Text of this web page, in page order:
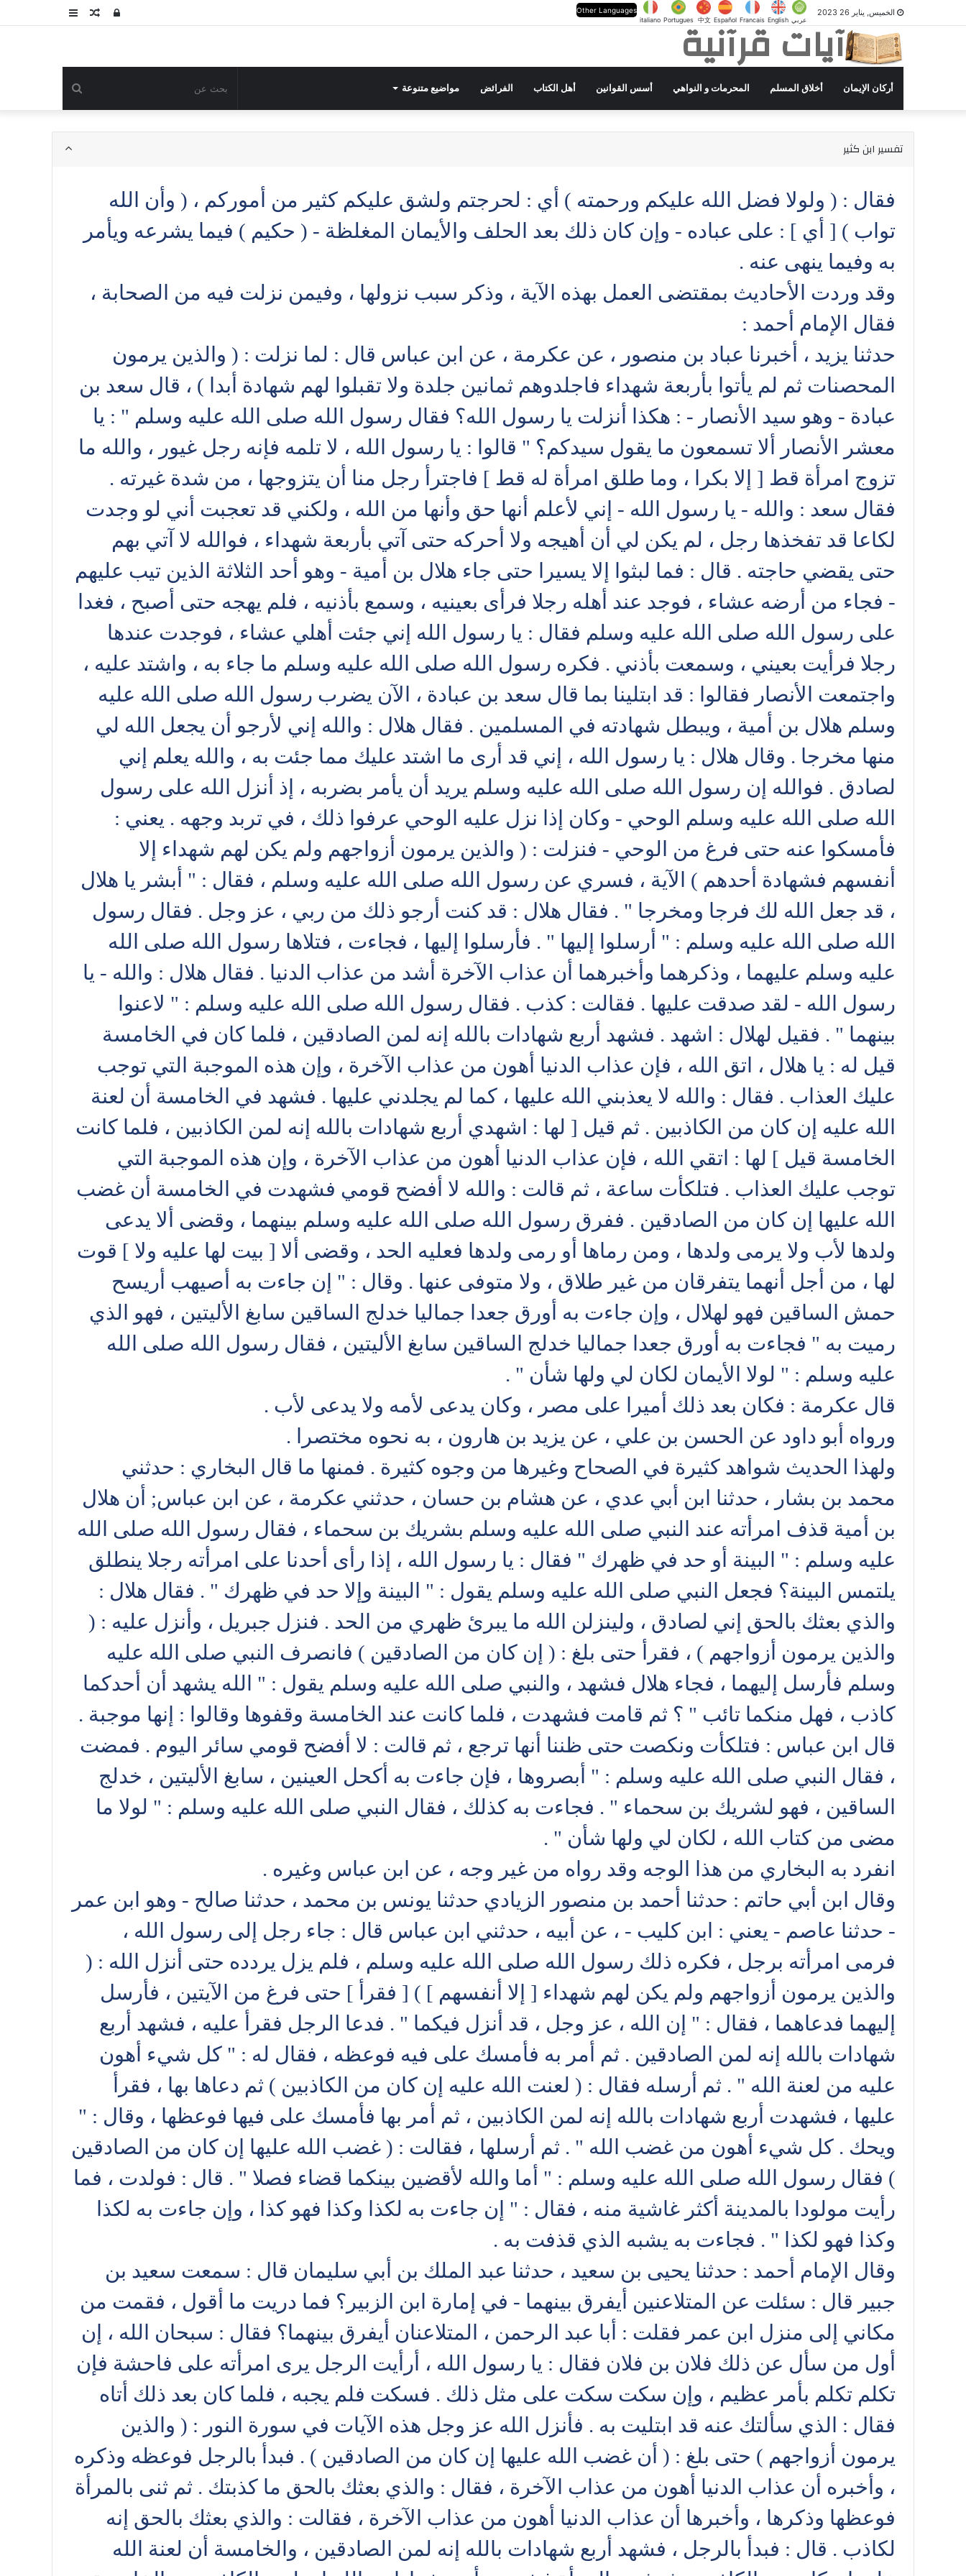
الخميس, يناير 26 2023
عربي English
Francais
Español
中文
Portugues
italiano
Other Languages مقال تسجيل آيات قرآنية
أركان الإيمان أخلاق المسلم المحرمات و النواهي أسس القوانين أهل الكتاب الفرائض مواضيع متنوعة
عن
تفسير ابن كثير
فقال : ( ولولا فضل الله عليكم ورحمته ) أي : لحرجتم ولشق عليكم كثير من أموركم ، ( وأن الله
تواب ) [ أي ] : على عباده - وإن كان ذلك بعد الحلف والأيمان المغلظة - ( حكيم ) فيما يشرعه ويأمر
به وفيما ينهى عنه .
وقد وردت الأحاديث بمقتضى العمل بهذه الآية ، وذكر سبب نزولها ، وفيمن نزلت فيه من الصحابة ،
فقال الإمام أحمد :
حدثنا يزيد ، أخبرنا عباد بن منصور ، عن عكرمة ، عن ابن عباس قال : لما نزلت : ( والذين يرمون
المحصنات ثم لم يأتوا بأربعة شهداء فاجلدوهم ثمانين جلدة ولا تقبلوا لهم شهادة أبدا ) ، قال سعد بن
عبادة - وهو سيد الأنصار - : هكذا أنزلت يا رسول الله؟ فقال رسول الله صلى الله عليه وسلم " : يا
معشر الأنصار ألا تسمعون ما يقول سيدكم؟ " قالوا : يا رسول الله ، لا تلمه فإنه رجل غيور ، والله ما
تزوج امرأة قط [ إلا بكرا ، وما طلق امرأة له قط ] فاجترأ رجل منا أن يتزوجها ، من شدة غيرته .
فقال سعد : والله - يا رسول الله - إني لأعلم أنها حق وأنها من الله ، ولكني قد تعجبت أني لو وجدت
لكاعا قد تفخذها رجل ، لم يكن لي أن أهيجه ولا أحركه حتى آتي بأربعة شهداء ، فوالله لا آتي بهم
حتى يقضي حاجته . قال : فما لبثوا إلا يسيرا حتى جاء هلال بن أمية - وهو أحد الثلاثة الذين تيب عليهم
- فجاء من أرضه عشاء ، فوجد عند أهله رجلا فرأى بعينيه ، وسمع بأذنيه ، فلم يهجه حتى أصبح ، فغدا
على رسول الله صلى الله عليه وسلم فقال : يا رسول الله إني جئت أهلي عشاء ، فوجدت عندها
رجلا فرأيت بعيني ، وسمعت بأذني . فكره رسول الله صلى الله عليه وسلم ما جاء به ، واشتد عليه ،
واجتمعت الأنصار فقالوا : قد ابتلينا بما قال سعد بن عبادة ، الآن يضرب رسول الله صلى الله عليه
وسلم هلال بن أمية ، ويبطل شهادته في المسلمين . فقال هلال : والله إني لأرجو أن يجعل الله لي
منها مخرجا . وقال هلال : يا رسول الله ، إني قد أرى ما اشتد عليك مما جئت به ، والله يعلم إني
لصادق . فوالله إن رسول الله صلى الله عليه وسلم يريد أن يأمر بضربه ، إذ أنزل الله على رسول
الله صلى الله عليه وسلم الوحي - وكان إذا نزل عليه الوحي عرفوا ذلك ، في تربد وجهه . يعني :
فأمسكوا عنه حتى فرغ من الوحي - فنزلت : ( والذين يرمون أزواجهم ولم يكن لهم شهداء إلا
أنفسهم فشهادة أحدهم ) الآية ، فسري عن رسول الله صلى الله عليه وسلم ، فقال : " أبشر يا هلال
، قد جعل الله لك فرجا ومخرجا " . فقال هلال : قد كنت أرجو ذلك من ربي ، عز وجل . فقال رسول
الله صلى الله عليه وسلم : " أرسلوا إليها " . فأرسلوا إليها ، فجاءت ، فتلاها رسول الله صلى الله
عليه وسلم عليهما ، وذكرهما وأخبرهما أن عذاب الآخرة أشد من عذاب الدنيا . فقال هلال : والله - يا
رسول الله - لقد صدقت عليها . فقالت : كذب . فقال رسول الله صلى الله عليه وسلم : " لاعنوا
بينهما " . فقيل لهلال : اشهد . فشهد أربع شهادات بالله إنه لمن الصادقين ، فلما كان في الخامسة
قيل له : يا هلال ، اتق الله ، فإن عذاب الدنيا أهون من عذاب الآخرة ، وإن هذه الموجبة التي توجب
عليك العذاب . فقال : والله لا يعذبني الله عليها ، كما لم يجلدني عليها . فشهد في الخامسة أن لعنة
الله عليه إن كان من الكاذبين . ثم قيل [ لها : اشهدي أربع شهادات بالله إنه لمن الكاذبين ، فلما كانت
الخامسة قيل ] لها : اتقي الله ، فإن عذاب الدنيا أهون من عذاب الآخرة ، وإن هذه الموجبة التي
توجب عليك العذاب . فتلكأت ساعة ، ثم قالت : والله لا أفضح قومي فشهدت في الخامسة أن غضب
الله عليها إن كان من الصادقين . ففرق رسول الله صلى الله عليه وسلم بينهما ، وقضى ألا يدعى
ولدها لأب ولا يرمى ولدها ، ومن رماها أو رمى ولدها فعليه الحد ، وقضى ألا [ بيت لها عليه ولا ] قوت
لها ، من أجل أنهما يتفرقان من غير طلاق ، ولا متوفى عنها . وقال : " إن جاءت به أصيهب أريسح
حمش الساقين فهو لهلال ، وإن جاءت به أورق جعدا جماليا خدلج الساقين سابغ الأليتين ، فهو الذي
رميت به " فجاءت به أورق جعدا جماليا خدلج الساقين سابغ الأليتين ، فقال رسول الله صلى الله
عليه وسلم : " لولا الأيمان لكان لي ولها شأن " .
قال عكرمة : فكان بعد ذلك أميرا على مصر ، وكان يدعى لأمه ولا يدعى لأب .
ورواه أبو داود عن الحسن بن علي ، عن يزيد بن هارون ، به نحوه مختصرا .
ولهذا الحديث شواهد كثيرة في الصحاح وغيرها من وجوه كثيرة . فمنها ما قال البخاري : حدثني
محمد بن بشار ، حدثنا ابن أبي عدي ، عن هشام بن حسان ، حدثني عكرمة ، عن ابن عباس; أن هلال
بن أمية قذف امرأته عند النبي صلى الله عليه وسلم بشريك بن سحماء ، فقال رسول الله صلى الله
عليه وسلم : " البينة أو حد في ظهرك " فقال : يا رسول الله ، إذا رأى أحدنا على امرأته رجلا ينطلق
يلتمس البينة؟ فجعل النبي صلى الله عليه وسلم يقول : " البينة وإلا حد في ظهرك " . فقال هلال :
والذي بعثك بالحق إني لصادق ، ولينزلن الله ما يبرئ ظهري من الحد . فنزل جبريل ، وأنزل عليه : (
والذين يرمون أزواجهم ) ، فقرأ حتى بلغ : ( إن كان من الصادقين ) فانصرف النبي صلى الله عليه
وسلم فأرسل إليهما ، فجاء هلال فشهد ، والنبي صلى الله عليه وسلم يقول : " الله يشهد أن أحدكما
كاذب ، فهل منكما تائب " ؟ ثم قامت فشهدت ، فلما كانت عند الخامسة وقفوها وقالوا : إنها موجبة .
قال ابن عباس : فتلكأت ونكصت حتى ظننا أنها ترجع ، ثم قالت : لا أفضح قومي سائر اليوم . فمضت
، فقال النبي صلى الله عليه وسلم : " أبصروها ، فإن جاءت به أكحل العينين ، سابغ الأليتين ، خدلج
الساقين ، فهو لشريك بن سحماء " . فجاءت به كذلك ، فقال النبي صلى الله عليه وسلم : " لولا ما
مضى من كتاب الله ، لكان لي ولها شأن " .
انفرد به البخاري من هذا الوجه وقد رواه من غير وجه ، عن ابن عباس وغيره .
وقال ابن أبي حاتم : حدثنا أحمد بن منصور الزيادي حدثنا يونس بن محمد ، حدثنا صالح - وهو ابن عمر
- حدثنا عاصم - يعني : ابن كليب - ، عن أبيه ، حدثني ابن عباس قال : جاء رجل إلى رسول الله ،
فرمى امرأته برجل ، فكره ذلك رسول الله صلى الله عليه وسلم ، فلم يزل يردده حتى أنزل الله : (
والذين يرمون أزواجهم ولم يكن لهم شهداء [ إلا أنفسهم ] ) [ فقرأ ] حتى فرغ من الآيتين ، فأرسل
إليهما فدعاهما ، فقال : " إن الله ، عز وجل ، قد أنزل فيكما " . فدعا الرجل فقرأ عليه ، فشهد أربع
شهادات بالله إنه لمن الصادقين . ثم أمر به فأمسك على فيه فوعظه ، فقال له : " كل شيء أهون
عليه من لعنة الله " . ثم أرسله فقال : ( لعنت الله عليه إن كان من الكاذبين ) ثم دعاها بها ، فقرأ
عليها ، فشهدت أربع شهادات بالله إنه لمن الكاذبين ، ثم أمر بها فأمسك على فيها فوعظها ، وقال : "
ويحك . كل شيء أهون من غضب الله " . ثم أرسلها ، فقالت : ( غضب الله عليها إن كان من الصادقين
) فقال رسول الله صلى الله عليه وسلم : " أما والله لأقضين بينكما قضاء فصلا " . قال : فولدت ، فما
رأيت مولودا بالمدينة أكثر غاشية منه ، فقال : " إن جاءت به لكذا وكذا فهو كذا ، وإن جاءت به لكذا
وكذا فهو لكذا " . فجاءت به يشبه الذي قذفت به .
وقال الإمام أحمد : حدثنا يحيى بن سعيد ، حدثنا عبد الملك بن أبي سليمان قال : سمعت سعيد بن
جبير قال : سئلت عن المتلاعنين أيفرق بينهما - في إمارة ابن الزبير؟ فما دريت ما أقول ، فقمت من
مكاني إلى منزل ابن عمر فقلت : أبا عبد الرحمن ، المتلاعنان أيفرق بينهما؟ فقال : سبحان الله ، إن
أول من سأل عن ذلك فلان بن فلان فقال : يا رسول الله ، أرأيت الرجل يرى امرأته على فاحشة فإن
تكلم تكلم بأمر عظيم ، وإن سكت سكت على مثل ذلك . فسكت فلم يجبه ، فلما كان بعد ذلك أتاه
فقال : الذي سألتك عنه قد ابتليت به . فأنزل الله عز وجل هذه الآيات في سورة النور : ( والذين
يرمون أزواجهم ) حتى بلغ : ( أن غضب الله عليها إن كان من الصادقين ) . فبدأ بالرجل فوعظه وذكره
، وأخبره أن عذاب الدنيا أهون من عذاب الآخرة ، فقال : والذي بعثك بالحق ما كذبتك . ثم ثنى بالمرأة
فوعظها وذكرها ، وأخبرها أن عذاب الدنيا أهون من عذاب الآخرة ، فقالت : والذي بعثك بالحق إنه
لكاذب . قال : فبدأ بالرجل ، فشهد أربع شهادات بالله إنه لمن الصادقين ، والخامسة أن لعنة الله